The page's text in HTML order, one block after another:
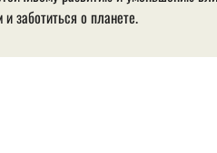
заботиться о планете.